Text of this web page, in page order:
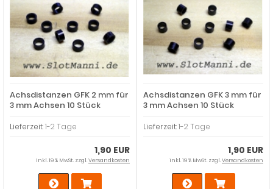
Achsdistanzen GFK 2 mm für
3 mm Achsen 10 Stück
Lieferzeit:1-2 Tage
1,90 EUR
inkl. 19 % MwSt. zzgl.Versandkosten
Achsdistanzen GFK 3 mm für
3 mm Achsen 10 Stück
Lieferzeit:1-2 Tage
1,90 EUR
inkl. 19 % MwSt. zzgl.Versandkosten